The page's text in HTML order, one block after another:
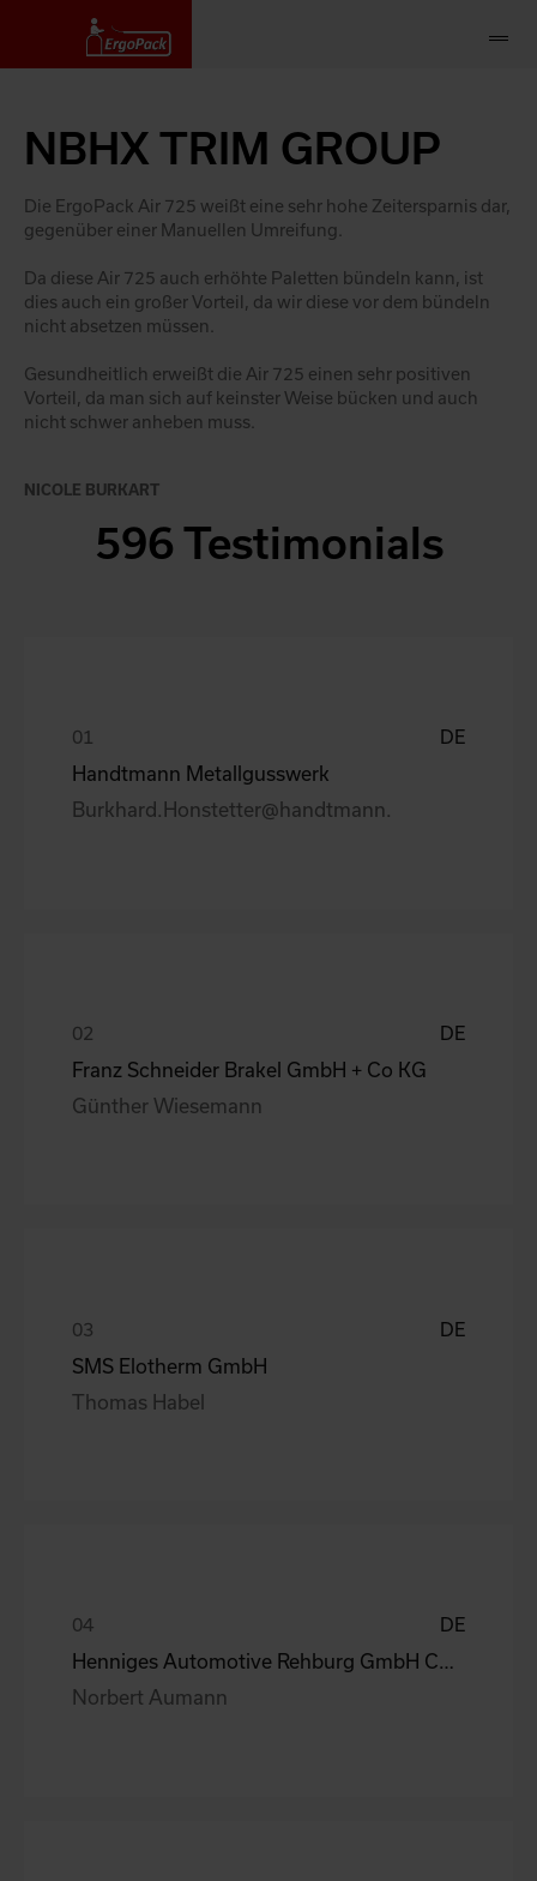
NBHX TRIM GROUP
Die ErgoPack Air 725 weißt eine sehr hohe Zeitersparnis dar,
gegenüber einer Manuellen Umreifung.
Da diese Air 725 auch erhöhte Paletten bündeln kann, ist
dies auch ein großer Vorteil, da wir diese vor dem bündeln
nicht absetzen müssen.
Gesundheitlich erweißt die Air 725 einen sehr positiven
Vorteil, da man sich auf keinster Weise bücken und auch
nicht schwer anheben muss.
NICOLE BURKART
596 Testimonials
DE
Handtmann Metallgusswerk
Burkhard.Honstetter@handtmann.
DE
Franz Schneider Brakel GmbH + Co KG
Günther Wiesemann
DE
SMS Elotherm GmbH
Thomas Habel
DE
Norbert Aumann